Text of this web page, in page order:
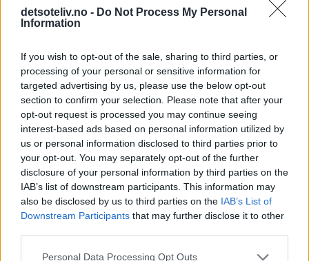
detsoteliv.no - Do Not Process My Personal
Information
If you wish to opt-out of the sale, sharing to third parties, or
processing of your personal or sensitive information for
targeted advertising by us, please use the below opt-out
section to confirm your selection. Please note that after your
opt-out request is processed you may continue seeing
interest-based ads based on personal information utilized by
us or personal information disclosed to third parties prior to
your opt-out. You may separately opt-out of the further
disclosure of your personal information by third parties on the
IAB’s list of downstream participants. This information may
also be disclosed by us to third parties on the IAB’s List of
Downstream Participants that may further disclose it to other
Personal Data Processing Opt Outs
jaatakk
Liv Håland - 24.03.2015 - 00:45
Ja takk det hadde smakt fortreffelig :-)
Svar
Kjersti - 24.03.2015 - 00:46
Vafler <3
Svar